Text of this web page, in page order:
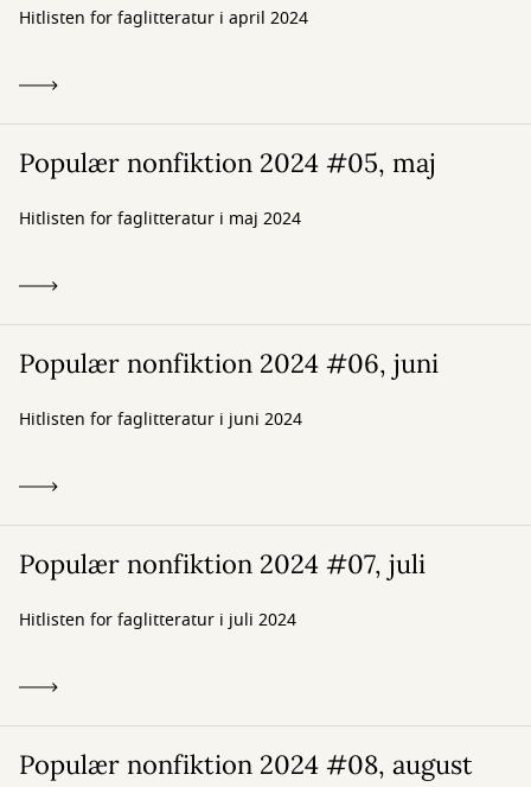
Hitlisten for faglitteratur i april 2024
Populær nonfiktion 2024 #05, maj
Hitlisten for faglitteratur i maj 2024
Populær nonfiktion 2024 #06, juni
Hitlisten for faglitteratur i juni 2024
Populær nonfiktion 2024 #07, juli
Hitlisten for faglitteratur i juli 2024
Populær nonfiktion 2024 #08, august